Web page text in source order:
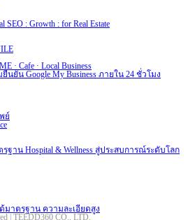
SEO : Growth : for Real Estate
· Cafe · Local Business
นยัน Google My Business ภายใน 24 ชั่วโมง
ย์
รฐาน Hospital & Wellness สู่ประสบการณ์ระดับโลก
มาตรฐาน ความละเอียดสูง
| TEEDD360 CO., LTD.